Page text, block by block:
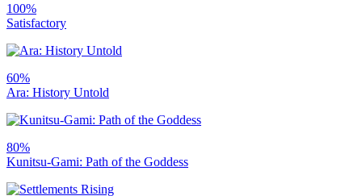
100%
Satisfactory
60%
Ara: History Untold
80%
Kunitsu-Gami: Path of the Goddess